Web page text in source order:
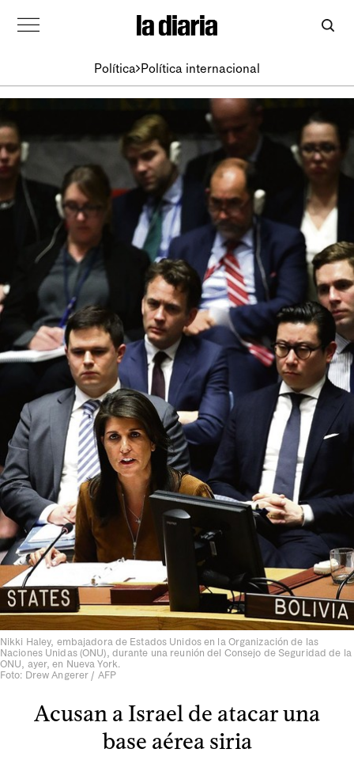
Política Política internacional
Nikki Haley, embajadora de Estados Unidos en la Organización de las
Naciones Unidas (ONU), durante una reunión del Consejo de Seguridad de la
ONU, ayer, en Nueva York.
Foto: Drew Angerer / AFP
Acusan a Israel de atacar una
base aérea siria